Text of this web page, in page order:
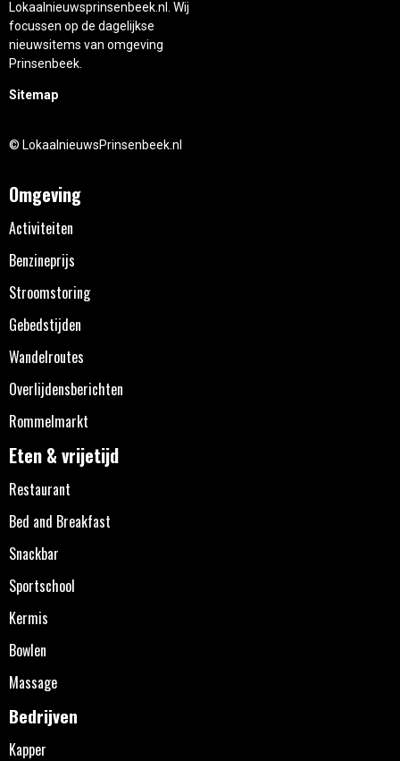
Lokaalnieuwsprinsenbeek.nl. Wij
focussen op de dagelijkse
nieuwsitems van omgeving
Prinsenbeek.
Sitemap
© LokaalnieuwsPrinsenbeek.nl
Omgeving
Activiteiten
Benzineprijs
Stroomstoring
Gebedstijden
Wandelroutes
Overlijdensberichten
Rommelmarkt
Eten & vrijetijd
Restaurant
Bed and Breakfast
Snackbar
Sportschool
Kermis
Bowlen
Massage
Bedrijven
Kapper